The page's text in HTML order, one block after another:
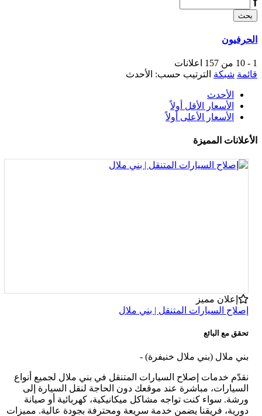
بحث
الحرفيون
1 - 10 من 157 اعلانات
قائمة شبكة الترتيب حسب: الأحدث
الأحدث
الأسعار الأقل أولاً
الأسعار الأعلى أولاً
الأعلانات المميزة
إعلان مميز
إصلاح السيارات المتنقل | بني ملال
تحقق مع البائع
بني ملال (بني ملال خنيفرة) -
نقدّم خدمات إصلاح السيارات المتنقل في بني ملال لجميع أنواع
السيارات، مباشرة عند موقعك دون الحاجة لنقل السيارة إلى
ورشة. سواء كنت تواجه مشاكل ميكانيكية، كهربائية أو صيانة
دورية، فريقنا يضمن خدمة سريعة ومحترفة بجودة عالية. مميزات